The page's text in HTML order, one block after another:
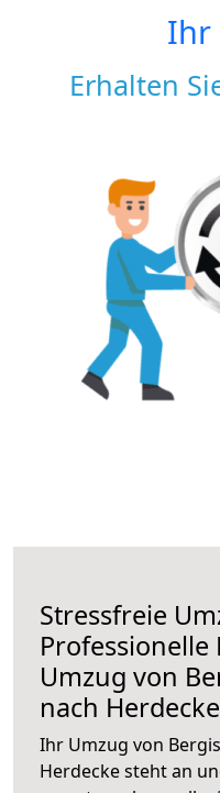
Ihr
Erhalten
Stressfreie
Umzug von
nach Herdecke
Ihr Umzug von
Herdecke steht an